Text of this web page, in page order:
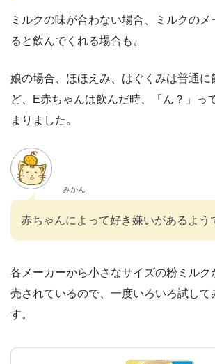
ミルクの味が合わない場合、ミルクの
ると飲んでくれる場合も。
娘の場合、ほほえみ、はぐくみは普通に
ど、E赤ちゃんは飲んだ時、「ん？」っ
まりました。
みかん
赤ちゃんによって好き嫌いがあるよう
各メーカーから小さなサイズの粉ミルク
売されているので、一度いろいろ試して
す。